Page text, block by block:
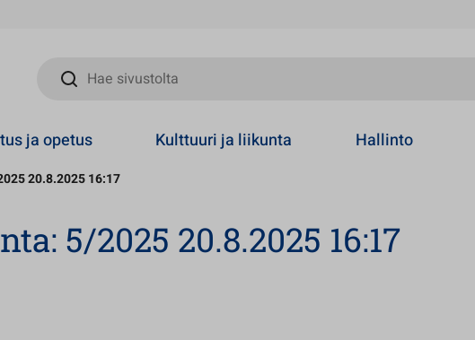
Hae sivustolta
ja opetus Kulttuuri ja liikunta Hallinto
20.8.2025 16:17
5/2025 20.8.2025 16:17